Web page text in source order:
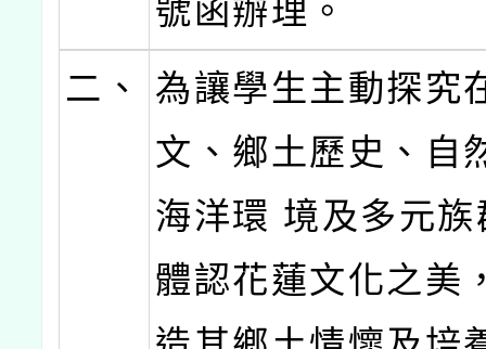
號函辦理。
二、
為讓學生主動探究
文、鄉土歷史、自
海洋環 境及多元
體認花蓮文化之美